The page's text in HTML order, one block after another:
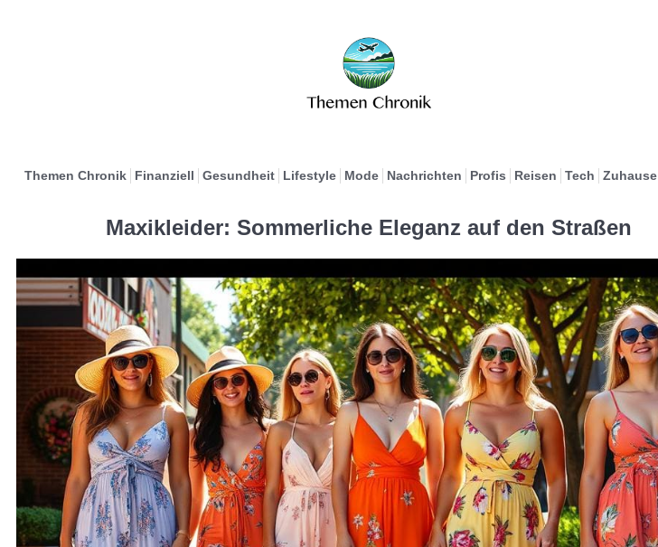
Themen Chronik Finanziell Gesundheit Lifestyle Mode Nachrichten Profis Reisen Tech Zuhause
Maxikleider: Sommerliche Eleganz auf den Straßen